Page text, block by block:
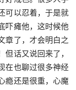
可以忍着，于是就
吓瘫他，这时候他
章了，才会明白之
话又说回来了，
在也聊过很多神经
瘾还是很重，心魔